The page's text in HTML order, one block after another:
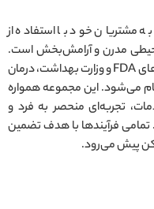
مشتریان خود با استفاده از
مدرن و آرامش‌بخش است.
تمامی خدمات ارائه‌شده مطابق با استانداردهای FDA و وزارت بهداشت، درمان
می‌شود. این مجموعه همواره
تجربه‌ای منحصر به فرد و
فرآیندها با هدف تضمین
پیش می‌رود.